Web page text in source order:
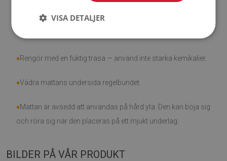
♦
♦Rengör med en fuktig trasa — använd inte starka kemikalier.
♦Vädra mattans undersida regelbundet.
♦Mattan är avsedd att användas på hård yta. Den kan böja sig
och röra sig när den placeras på ett mjukt underlag.
BILDER PÅ VÅR PRODUKT
VISA DETALJER